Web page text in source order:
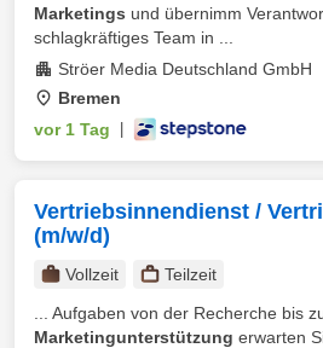
Marketings und übernimm
schlagkräftiges Team in ...
Ströer Media Deutschland GmbH
Bremen
vor 1 Tag
Vertriebsinnendienst /
(m/w/d)
Vollzeit
Teilzeit
... Aufgaben von der Recherche bis
Marketingunterstützung erwarten